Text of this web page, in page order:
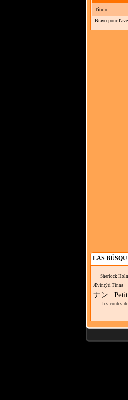
Título
Bravo pour
LAS
Sherlock
Ævintýri Tinna
ナン
Les contes